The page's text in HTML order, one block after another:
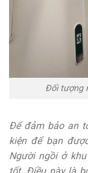
Đối tượng
Để đảm bảo an
kiện để bạn
Người ngồi ở